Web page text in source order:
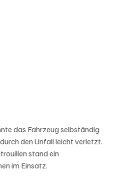
das Fahrzeug selbständig
den Unfall leicht verletzt.
stand ein
im Einsatz.